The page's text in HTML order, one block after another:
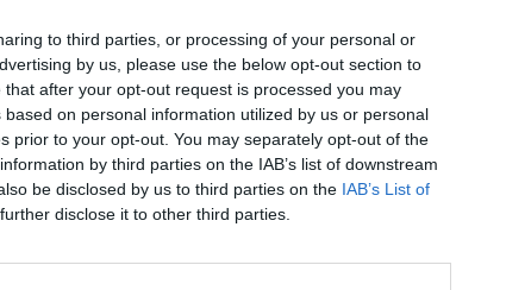
to third parties, or processing of your personal or
by us, please use the below opt-out section to
after your opt-out request is processed you may
on personal information utilized by us or personal
prior to your opt-out. You may separately opt-out of the
by third parties on the IAB’s list of downstream
be disclosed by us to third parties on the IAB’s List of
disclose it to other third parties.
que va revalidar a París 2024,
del 2021 (plata en 5.000 i
i entrenava al CAR de Sant Cugat
el centre i tornar a la
esportiva.